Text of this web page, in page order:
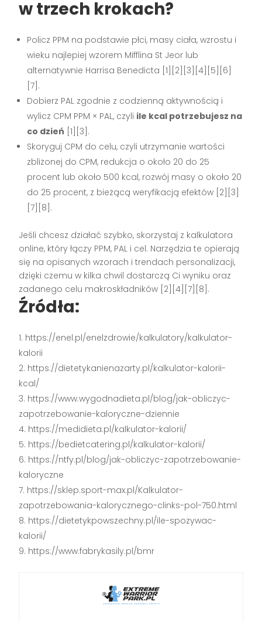
w trzech krokach?
Policz PPM na podstawie płci, masy ciała, wzrostu i
wieku najlepiej wzorem Mifflina St Jeor lub
alternatywnie Harrisa Benedicta [1][2][3][4][5][6]
[7].
Dobierz PAL zgodnie z codzienną aktywnością i
wylicz CPM PPM × PAL, czyli ile kcal potrzebujesz na
co dzień [1][3].
Skoryguj CPM do celu, czyli utrzymanie wartości
zbliżonej do CPM, redukcja o około 20 do 25
procent lub około 500 kcal, rozwój masy o około 20
do 25 procent, z bieżącą weryfikacją efektów [2][3]
[7][8].
Jeśli chcesz działać szybko, skorzystaj z kalkulatora
online, który łączy PPM, PAL i cel. Narzędzia te opierają
się na opisanych wzorach i trendach personalizacji,
dzięki czemu w kilka chwil dostarczą Ci wyniku oraz
zadanego celu makroskładników [2][4][7][8].
Źródła:
https://enel.pl/enelzdrowie/kalkulatory/kalkulator-
kalorii
https://dietetykanienazarty.pl/kalkulator-kalorii-
kcal/
https://www.wygodnadieta.pl/blog/jak-obliczyc-
zapotrzebowanie-kaloryczne-dziennie
https://medidieta.pl/kalkulator-kalorii/
https://bedietcatering.pl/kalkulator-kalorii/
https://ntfy.pl/blog/jak-obliczyc-zapotrzebowanie-
kaloryczne
https://sklep.sport-max.pl/Kalkulator-
zapotrzebowania-kalorycznego-clinks-pol-750.html
https://dietetykpowszechny.pl/ile-spozywac-
kalorii/
https://www.fabrykasily.pl/bmr